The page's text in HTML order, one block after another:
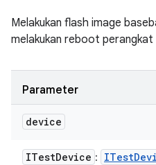
Melakukan flash image
melakukan reboot
Parameter
device
ITestDevice : ITest